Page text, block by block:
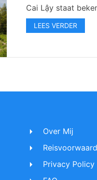
Cai Lậy staat
LEES VERDER
Over Mij
Privacy Policy